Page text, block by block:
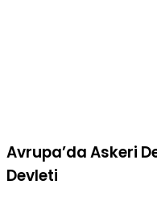
Avrupa’da Askeri
Devleti